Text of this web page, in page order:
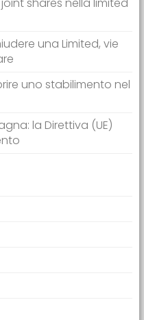
una Limited, vie
uno stabilimento nel
la Direttiva (UE)